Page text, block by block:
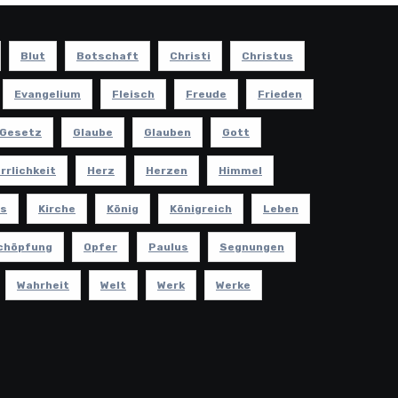
Blut Botschaft Christi Christus
Evangelium Fleisch Freude Frieden
Gesetz Glaube Glauben Gott
Herz Herzen Himmel
Kirche König Königreich Leben
Opfer Paulus Segnungen
Wahrheit Welt Werk Werke